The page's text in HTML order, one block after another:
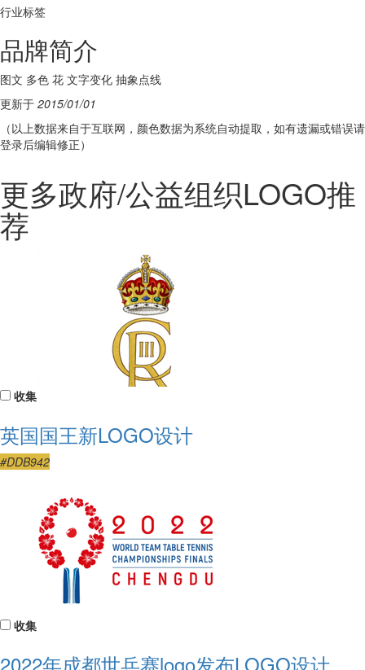
行业标签
品牌简介
图文 多色 花 文字变化 抽象点线
更新于 2015/01/01
（以上数据来自于互联网，颜色数据为系统自动提取，如有遗漏或错误请
登录后编辑修正）
更多政府/公益组织LOGO推
荐
收集
英国国王新LOGO设计
#DDB942
收集
2022年成都世乒赛logo发布LOGO设计